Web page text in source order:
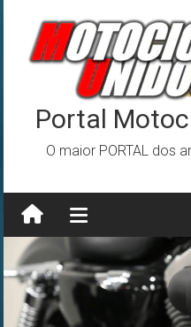
conteúdo
Portal
O maior PORTAL dos